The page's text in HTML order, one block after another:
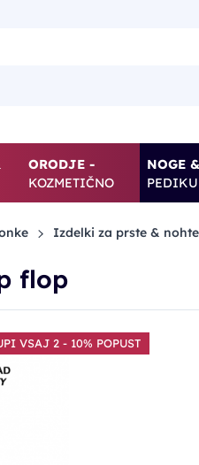
ORODJE -
KOZMETIČNO
NOGE &
Izdelki za prste & nohte
flop
VSAJ 2 - 10% POPUST